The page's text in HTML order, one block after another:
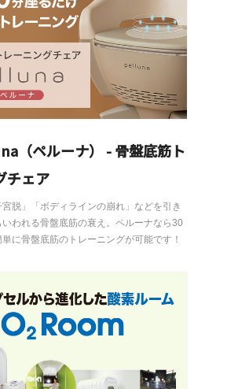
（ペルーナ） - 骨盤底筋ト
チェア
宮脱」「ボディラインの崩れ」などを引き
われる骨盤底筋の衰え。ペルーナなら30
に骨盤底筋のトレーニングが可能です！